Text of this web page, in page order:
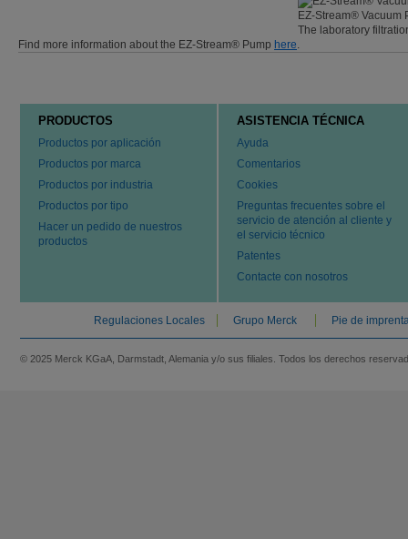
EZ-Stream® Vacuum
The laboratory
Find more information about the EZ-Stream® Pump here.
PRODUCTOS
Productos por aplicación
Productos por marca
Productos por industria
Productos por tipo
Hacer un pedido de nuestros
productos
ASISTENCIA TÉCNICA
Ayuda
Comentarios
Cookies
Preguntas frecuentes sobre el
servicio de atención al cliente y
el servicio técnico
Patentes
Contacte con nosotros
Regulaciones Locales Grupo Merck Pie de
© 2025 Merck KGaA, Darmstadt, Alemania y/o sus filiales. Todos los derechos